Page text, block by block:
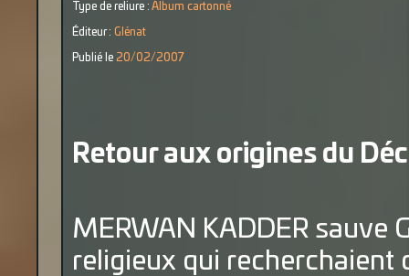
Type de reliure : Album cartonné
Éditeur : Glénat
Publié le 20/02/2007
Retour aux origines du
MERWAN KADDER sauve
religieux qui recherchaient